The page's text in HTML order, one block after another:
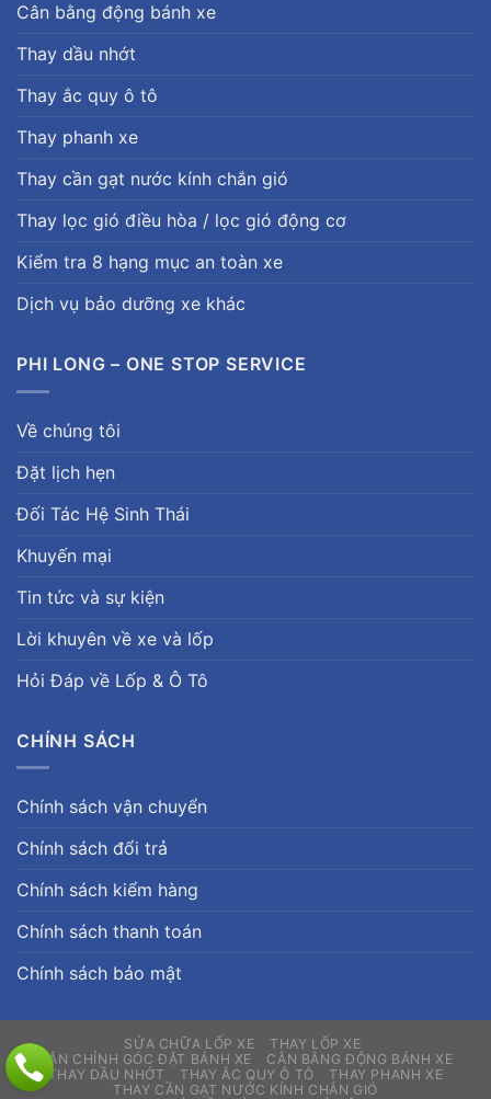
Cân bằng động bánh xe
Thay dầu nhớt
Thay ắc quy ô tô
Thay phanh xe
Thay cần gạt nước kính chắn gió
Thay lọc gió điều hòa / lọc gió động cơ
Kiểm tra 8 hạng mục an toàn xe
Dịch vụ bảo dưỡng xe khác
PHI LONG – ONE STOP SERVICE
Về chúng tôi
Đặt lịch hẹn
Đối Tác Hệ Sinh Thái
Khuyến mại
Tin tức và sự kiện
Lời khuyên về xe và lốp
Hỏi Đáp về Lốp & Ô Tô
CHÍNH SÁCH
Chính sách vận chuyển
Chính sách đổi trả
Chính sách kiểm hàng
Chính sách thanh toán
Chính sách bảo mật
SỬA CHỮA LỐP XE
THAY LỐP XE
CÂN CHỈNH GÓC ĐẶT BÁNH XE
CÂN BẰNG ĐỘNG BÁNH XE
THAY DẦU NHỚT
THAY ẮC QUY Ô TÔ
THAY PHANH XE
THAY CẦN GẠT NƯỚC KÍNH CHẮN GIÓ